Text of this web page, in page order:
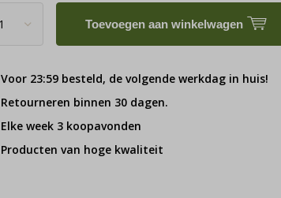
Toevoegen aan winkelwagen
Voor 23:59 besteld, de volgende werkdag in huis!
Retourneren binnen 30 dagen.
Elke week 3 koopavonden
Producten van hoge kwaliteit